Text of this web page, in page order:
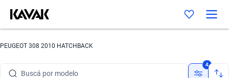
PEUGEOT 308 2010 HATCHBACK
Buscá por modelo
4